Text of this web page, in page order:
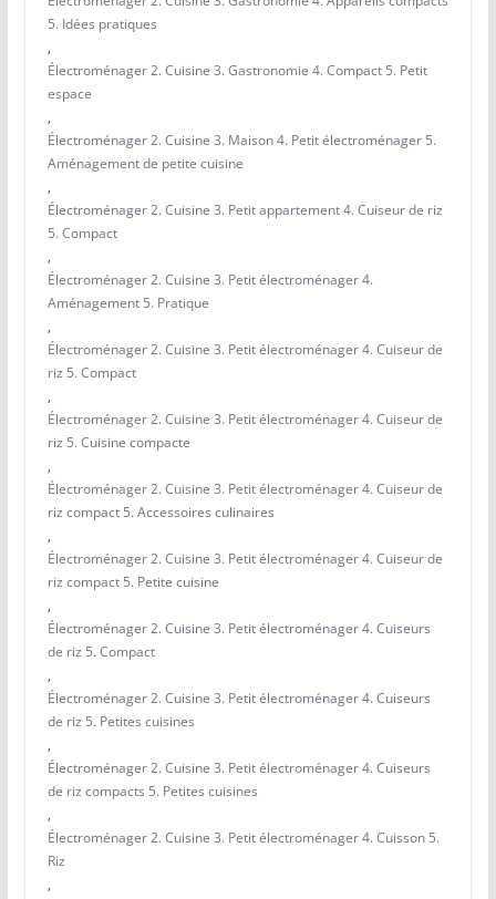
5. Idées pratiques
,
Électroménager 2. Cuisine 3. Gastronomie 4. Compact 5. Petit
espace
,
Électroménager 2. Cuisine 3. Maison 4. Petit électroménager 5.
Aménagement de petite cuisine
,
Électroménager 2. Cuisine 3. Petit appartement 4. Cuiseur de riz
5. Compact
,
Électroménager 2. Cuisine 3. Petit électroménager 4.
Aménagement 5. Pratique
,
Électroménager 2. Cuisine 3. Petit électroménager 4. Cuiseur de
riz 5. Compact
,
Électroménager 2. Cuisine 3. Petit électroménager 4. Cuiseur de
riz 5. Cuisine compacte
,
Électroménager 2. Cuisine 3. Petit électroménager 4. Cuiseur de
riz compact 5. Accessoires culinaires
,
Électroménager 2. Cuisine 3. Petit électroménager 4. Cuiseur de
riz compact 5. Petite cuisine
,
Électroménager 2. Cuisine 3. Petit électroménager 4. Cuiseurs
de riz 5. Compact
,
Électroménager 2. Cuisine 3. Petit électroménager 4. Cuiseurs
de riz 5. Petites cuisines
,
Électroménager 2. Cuisine 3. Petit électroménager 4. Cuiseurs
de riz compacts 5. Petites cuisines
,
Électroménager 2. Cuisine 3. Petit électroménager 4. Cuisson 5.
Riz
,